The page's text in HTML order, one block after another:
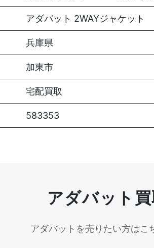
アダバット 2WAYジャケット
兵庫県
加東市
宅配買取
583353
アダバット
アダバットを売りたい方はこ